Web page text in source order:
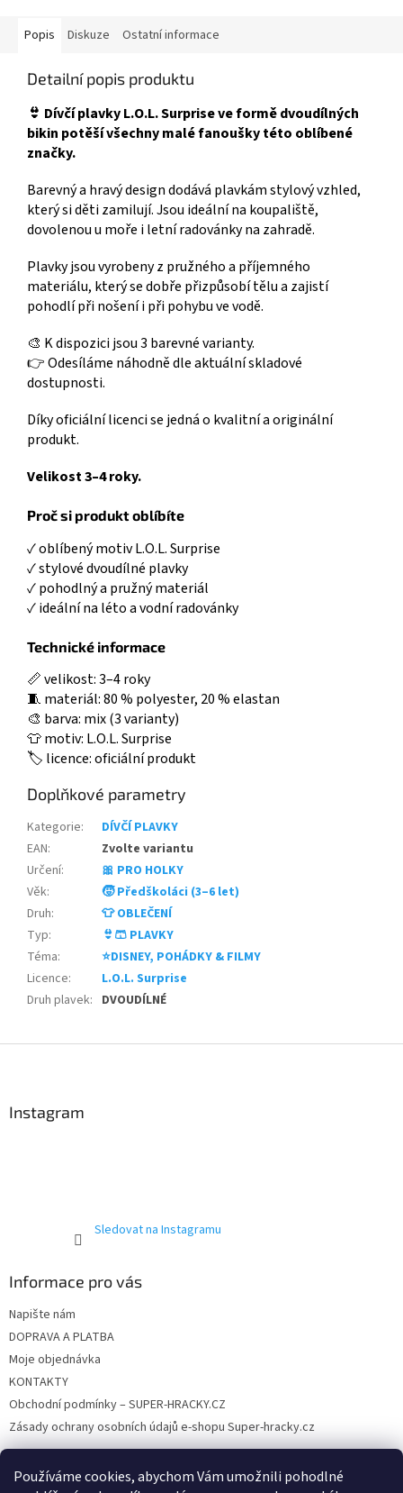
Používáme cookies, abychom Vám umožnili pohodlné
Popis Diskuze Ostatní informace
Detailní popis produktu
👙 Dívčí plavky L.O.L. Surprise ve formě dvoudílných
bikin potěší všechny malé fanoušky této oblíbené
značky.
Barevný a hravý design dodává plavkám stylový vzhled,
který si děti zamilují. Jsou ideální na koupaliště,
dovolenou u moře i letní radovánky na zahradě.
Plavky jsou vyrobeny z pružného a příjemného
materiálu, který se dobře přizpůsobí tělu a zajistí
pohodlí při nošení i při pohybu ve vodě.
🎨 K dispozici jsou 3 barevné varianty.
👉 Odesíláme náhodně dle aktuální skladové
dostupnosti.
Díky oficiální licenci se jedná o kvalitní a originální
produkt.
Velikost 3–4 roky.
Proč si produkt oblíbíte
✓ oblíbený motiv L.O.L. Surprise
✓ stylové dvoudílné plavky
✓ pohodlný a pružný materiál
✓ ideální na léto a vodní radovánky
Technické informace
📏 velikost: 3–4 roky
🧵 materiál: 80 % polyester, 20 % elastan
🎨 barva: mix (3 varianty)
👕 motiv: L.O.L. Surprise
🏷️ licence: oficiální produkt
Doplňkové parametry
Kategorie:
DÍVČÍ PLAVKY
EAN:
Zvolte variantu
Určení:
🎀 PRO HOLKY
Věk:
🧒 Předškoláci (3–6 let)
Druh:
👕 OBLEČENÍ
Typ:
👙🩳 PLAVKY
Téma:
⭐DISNEY, POHÁDKY & FILMY
Licence:
L.O.L. Surprise
Druh plavek: DVOUDÍLNÉ
Instagram
Sledovat na Instagramu
Informace pro vás
Napište nám
DOPRAVA A PLATBA
Moje objednávka
KONTAKTY
Obchodní podmínky – SUPER-HRACKY.CZ
Zásady ochrany osobních údajů e-shopu Super-hracky.cz